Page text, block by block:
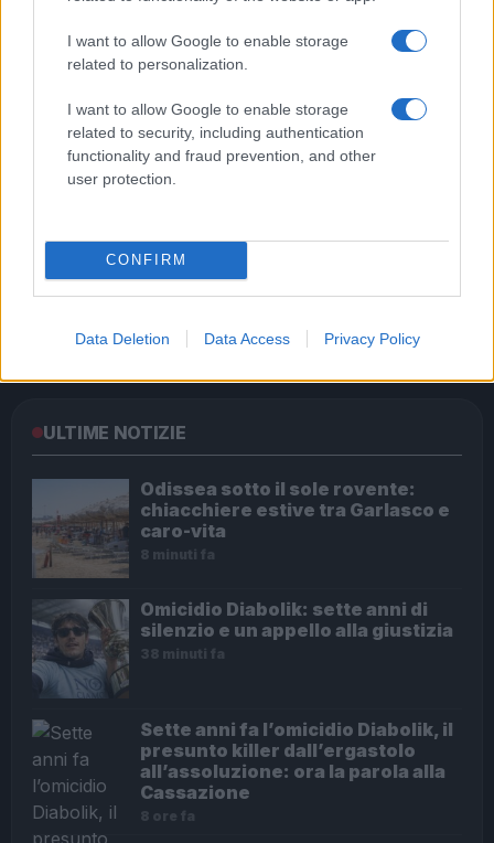
I want to allow Google to enable storage
related to personalization.
I want to allow Google to enable storage
related to security, including authentication
functionality and fraud prevention, and other
user protection.
CONFIRM
Data Deletion Data Access Privacy Policy
La Raggi al M5S: “Si voti la mia ricandidatura a
sindaco”
giardino di via Carlo Felice
ULTIME NOTIZIE
Odissea sotto il sole rovente:
chiacchiere estive tra Garlasco e
caro-vita
8 minuti fa
Omicidio Diabolik: sette anni di
silenzio e un appello alla giustizia
38 minuti fa
Sette anni fa l’omicidio Diabolik, il
presunto killer dall’ergastolo
all’assoluzione: ora la parola alla
Cassazione
8 ore fa